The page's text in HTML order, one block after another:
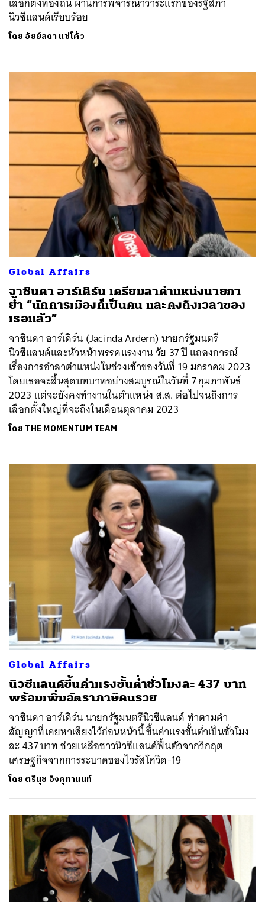
นิวซีแลนด์เรียบร้อย
โดย อัยย์ลดา แซ่โค้ว
Global Affairs
จาซินดา อาร์เดิร์น เตรียมลาตำแหน่งนายกฯ
ย้ำ “นักการเมืองก็เป็นคน และคงถึงเวลาของ
เธอแล้ว”
จาซินดา อาร์เดิร์น (Jacinda Ardern) นายกรัฐมนตรี
นิวซีแลนด์และหัวหน้าพรรคแรงงาน วัย 37 ปี แถลงการณ์
เรื่องการอำลาตำแหน่งในช่วงเช้าของวันที่ 19 มกราคม 2023
โดยเธอจะสิ้นสุดบทบาทอย่างสมบูรณ์ในวันที่ 7 กุมภาพันธ์
2023 แต่จะยังคงทำงานในตำแหน่ง ส.ส. ต่อไปจนถึงการ
เลือกตั้งใหญ่ที่จะถึงในเดือนตุลาคม 2023
โดย THE MOMENTUM TEAM
Global Affairs
นิวซีแลนด์ขึ้นค่าแรงขั้นต่ำชั่วโมงละ 437 บาท
พร้อมเพิ่มอัตราภาษีคนรวย
จาซินดา อาร์เดิร์น นายกรัฐมนตรีนิวซีแลนด์ ทำตามคำ
สัญญาที่เคยหาเสียงไว้ก่อนหน้านี้ ขึ้นค่าแรงขั้นต่ำเป็นชั่วโมง
ละ 437 บาท ช่วยเหลือชาวนิวซีแลนด์ฟื้นตัวจากวิกฤต
เศรษฐกิจจากการระบาดของไวรัสโควิด-19
โดย ตรีนุช อิงคุทานนท์